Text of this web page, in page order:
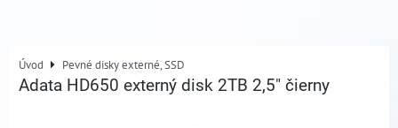
Úvod Pevné disky externé, SSD
Adata HD650 externý disk 2TB 2,5" čierny